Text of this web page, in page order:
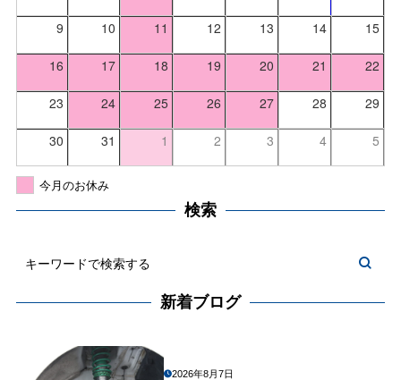
9 10 11 12 13 14 15
16 17 18 19 20 21 22
23 24 25 26 27 28 29
30 31 1 2 3 4 5
今月のお休み
検索
新着ブログ
2026年8月7日